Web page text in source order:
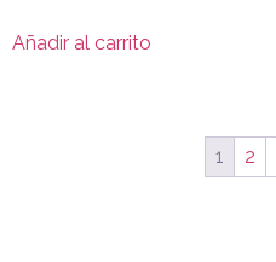
Añadir al carrito
1 2